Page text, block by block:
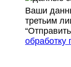
Ваши
третьим
обработку